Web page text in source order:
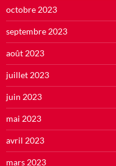
octobre 2023
septembre 2023
août 2023
juillet 2023
juin 2023
mai 2023
avril 2023
mars 2023